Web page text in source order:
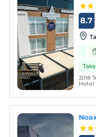
8.7
2018
Hotel